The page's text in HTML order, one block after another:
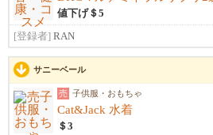
値下げ＄5
[登録者] RAN
サニーベール
売 子供服・おもちゃ
Cat&Jack 水着
＄3